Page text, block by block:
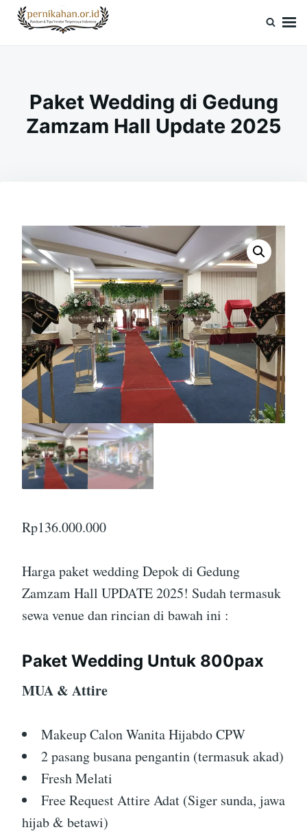
SkipSearch
for:
Paket Wedding di Gedung
Zamzam Hall Update 2025
Rp136.000.000
Harga paket wedding Depok di Gedung
Zamzam Hall UPDATE 2025! Sudah termasuk
sewa venue dan rincian di bawah ini :
Paket Wedding Untuk 800pax
MUA & Attire
Makeup Calon Wanita Hijabdo CPW
2 pasang busana pengantin (termasuk akad)
Fresh Melati
Free Request Attire Adat (Siger sunda, jawa
hijab & betawi)